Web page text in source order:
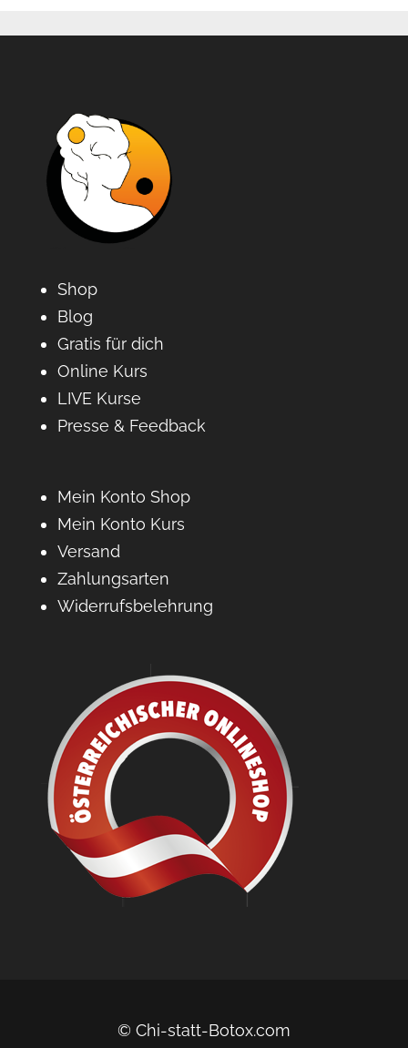
Shop
Blog
Gratis für dich
Online Kurs
LIVE Kurse
Presse & Feedback
Mein Konto Shop
Mein Konto Kurs
Versand
Zahlungsarten
Widerrufsbelehrung
© Chi-statt-Botox.com